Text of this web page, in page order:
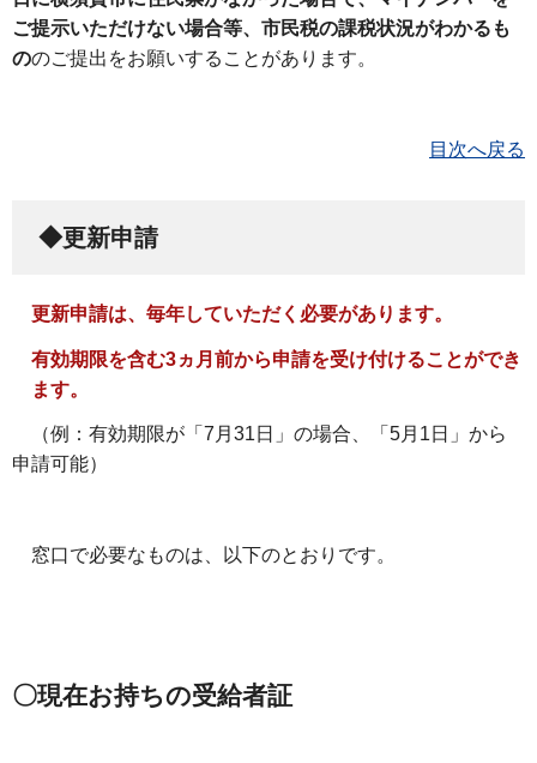
ご提示いただけない場合等、市民税の課税状況がわかるも
ののご提出をお願いすることがあります。
目次へ戻る
◆更新申請
更新申請は、毎年していただく必要があります。
有効期限を含む3ヵ月前から申請を受け付けることができ
ます。
（例：有効期限が「7月31日」の場合、「5月1日」から
申請可能）
窓口で必要なものは、以下のとおりです。
〇現在お持ちの受給者証